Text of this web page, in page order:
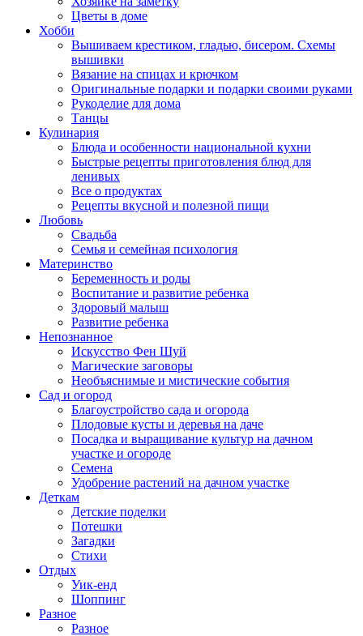
Цветы в доме
Хобби
Вышиваем крестиком, гладью, бисером. Схемы
вышивки
Вязание на спицах и крючком
Оригинальные подарки и подарки своими руками
Рукоделие для дома
Танцы
Кулинария
Блюда и особенности национальной кухни
Быстрые рецепты приготовления блюд для
ленивых
Все о продуктах
Рецепты вкусной и полезной пищи
Любовь
Свадьба
Семья и семейная психология
Материнство
Беременность и роды
Воспитание и развитие ребенка
Здоровый малыш
Развитие ребенка
Непознанное
Искусство Фен Шуй
Магические заговоры
Необъяснимые и мистические события
Сад и огород
Благоустройство сада и огорода
Плодовые кусты и деревья на даче
Посадка и выращивание культур на дачном
участке и огороде
Семена
Удобрение растений на дачном участке
Деткам
Детские поделки
Потешки
Загадки
Стихи
Отдых
Уик-енд
Шоппинг
Разное
Разное